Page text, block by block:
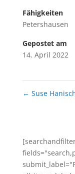
Fähigkeiten
Petershausen
Gepostet am
14. April 2022
← Suse